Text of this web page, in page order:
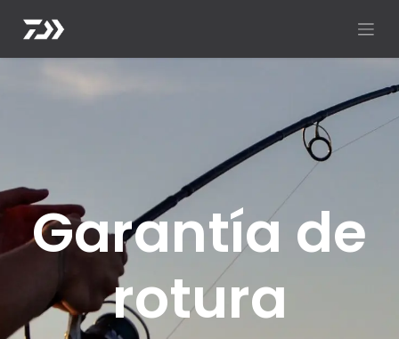
Garantía de
rotura